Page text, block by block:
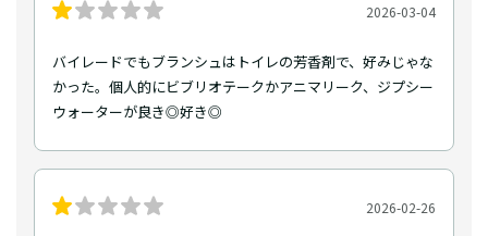
2026-03-04
バイレードでもブランシュはトイレの芳香剤で、好みじゃな
かった。個人的にビブリオテークかアニマリーク、ジプシー
ウォーターが良き◎好き◎
2026-02-26